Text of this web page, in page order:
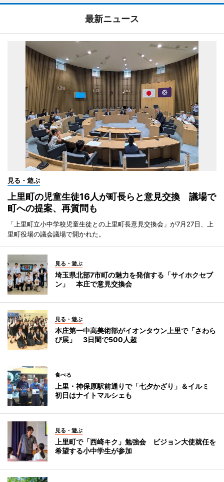
最新ニュース
見る・遊ぶ
上里町の児童生徒16人が町長らと意見交換 議場で
町への提案、再質問も
「上里町立小中学校児童生徒との上里町長意見交換会」が7月27日、上
里町役場の議会議場で開かれた。
見る・遊ぶ
埼玉県北部7市町の魅力を発信する「サイホクセブ
ン」 本庄で意見交換会
見る・遊ぶ
本庄第一中高美術部がイオンタウン上里で「さわら
び展」 3日間で500人超
食べる
上里・神保原駅前通りで「七夕かざり」＆イルミ
初日はナイトマルシェも
見る・遊ぶ
上里町で「西崎キク」勉強会 ビジョン大使就任を
希望する小中学生が参加